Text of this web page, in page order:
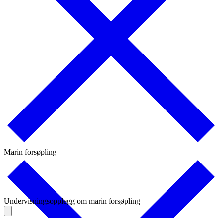
Undervisningsopplegg om marin forsøpling
Marin forsøpling